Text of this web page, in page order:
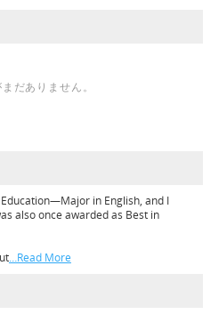
だありません。
in English, and I
also once awarded as Best in
…Read More